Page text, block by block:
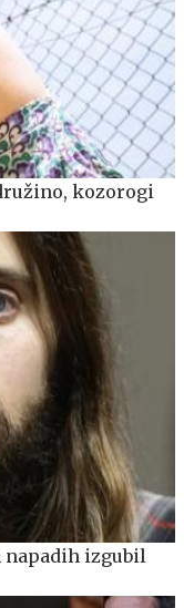
kozorogi
napadih izgubil